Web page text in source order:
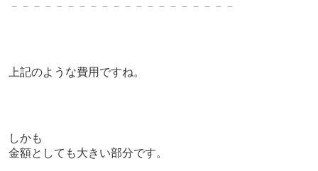
－－－－－－－－－－－－－－－－－－－－
上記のような費用ですね。
しかも
金額としても大きい部分です。